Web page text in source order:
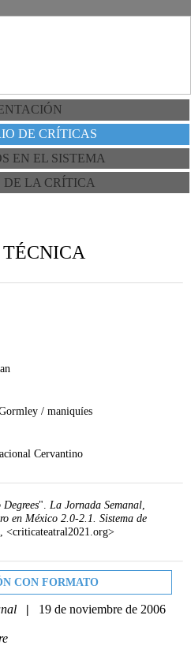
DE CRÍTICAS
EN EL SISTEMA
DE LA CRÍTICA
/ maniquíes
Cervantino
Degrees". La Jornada Semanal
en México 2.0-2.1. Sistema de
, <criticateatral2021.org>
CON FORMATO
| 19 de noviembre de 2006